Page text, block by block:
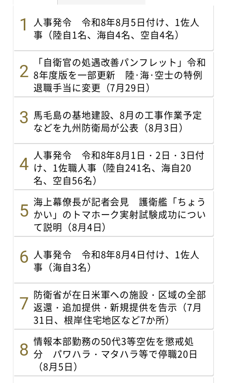
人事発令 令和8年8月5日付け、1佐人
事（陸自1名、海自4名、空自4名）
「自衛官の処遇改善パンフレット」令和
8年度版を一部更新 陸･海･空士の特例
退職手当に変更（7月29日）
馬毛島の基地建設、8月の工事作業予定
などを九州防衛局が公表（8月3日）
人事発令 令和8年8月1日・2日・3日付
け、1佐職人事（陸自241名、海自20
名、空自56名）
海上幕僚長が記者会見 護衛艦「ちょう
かい」のトマホーク実射試験成功につい
て説明（8月4日）
人事発令 令和8年8月4日付け、1佐人
事（海自3名）
防衛省が在日米軍への施設・区域の全部
返還・追加提供・新規提供を告示（7月
31日、根岸住宅地区など7か所）
情報本部勤務の50代3等空佐を懲戒処
分 パワハラ・マタハラ等で停職20日
（8月5日）